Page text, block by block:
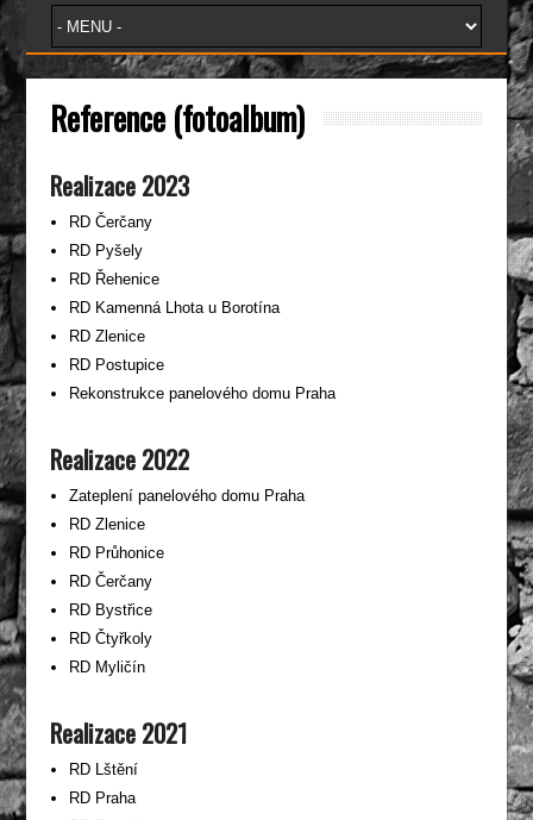
Reference (fotoalbum)
Realizace 2023
RD Čerčany
RD Pyšely
RD Řehenice
RD Kamenná Lhota u Borotína
RD Zlenice
RD Postupice
Rekonstrukce panelového domu Praha
Realizace 2022
Zateplení panelového domu Praha
RD Zlenice
RD Průhonice
RD Čerčany
RD Bystřice
RD Čtyřkoly
RD Myličín
Realizace 2021
RD Lštění
RD Praha